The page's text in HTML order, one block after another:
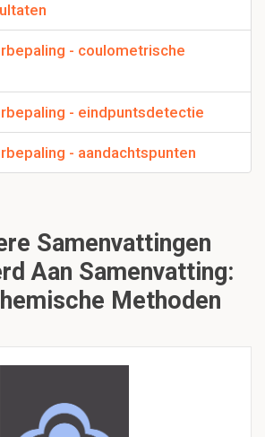
- coulometrische
- eindpuntsdetectie
- aandachtspunten
Samenvattingen
Aan Samenvatting:
Methoden